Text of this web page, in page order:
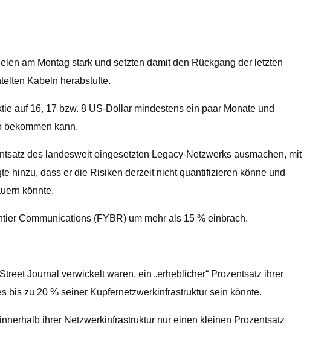
am Montag stark und setzten damit den Rückgang der letzten
Kabeln herabstufte.
auf 16, 17 bzw. 8 US-Dollar mindestens ein paar Monate und
bekommen kann.
des landesweit eingesetzten Legacy-Netzwerks ausmachen, mit
hinzu, dass er die Risiken derzeit nicht quantifizieren könne und
könnte.
Communications (FYBR) um mehr als 15 % einbrach.
Journal verwickelt waren, ein „erheblicher“ Prozentsatz ihrer
zu 20 % seiner Kupfernetzwerkinfrastruktur sein könnte.
ihrer Netzwerkinfrastruktur nur einen kleinen Prozentsatz